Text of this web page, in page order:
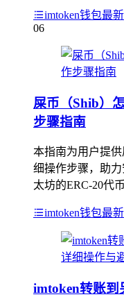
imtoken钱包最
06
屎币（Shib）
步骤指南
本指南为用户提供
细操作步骤，助
太坊的ERC-20代
imtoken钱包最
imtoken转账到